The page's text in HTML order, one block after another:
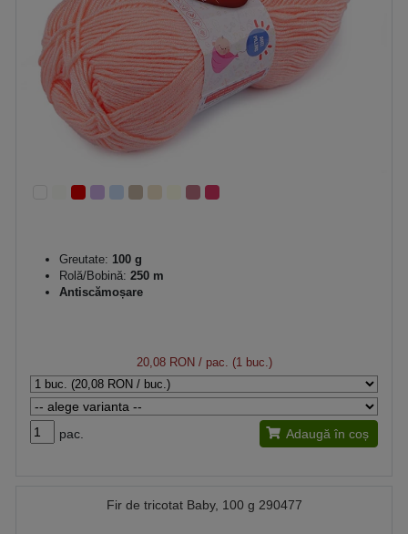
Greutate: 100 g
Rolă/Bobină: 250 m
Antiscămoșare
20,08 RON / pac. (1 buc.)
pac. Adaugă în coș
Fir de tricotat Baby, 100 g 290477